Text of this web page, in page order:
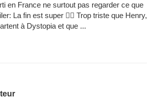
en France ne surtout pas regarder ce que
La fin est super  Trop triste que Henry,
à Dystopia et que ...